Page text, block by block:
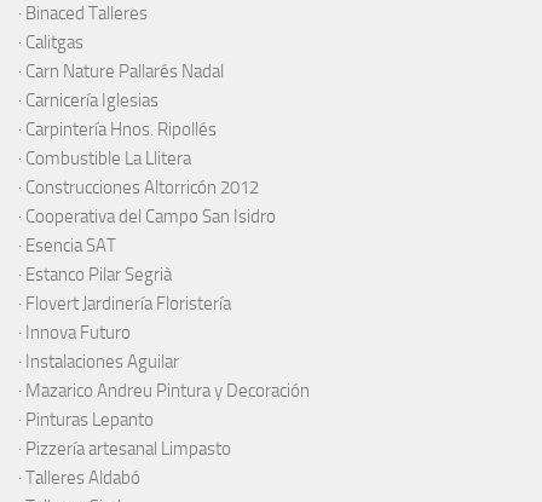
· Binaced Talleres
· Calitgas
· Carn Nature Pallarés Nadal
· Carnicería Iglesias
· Carpintería Hnos. Ripollés
· Combustible La Llitera
· Construcciones Altorricón 2012
· Cooperativa del Campo San Isidro
· Esencia SAT
· Estanco Pilar Segrià
· Flovert Jardinería Floristería
· Innova Futuro
· Instalaciones Aguilar
· Mazarico Andreu Pintura y Decoración
· Pinturas Lepanto
· Pizzería artesanal Limpasto
· Talleres Aldabó